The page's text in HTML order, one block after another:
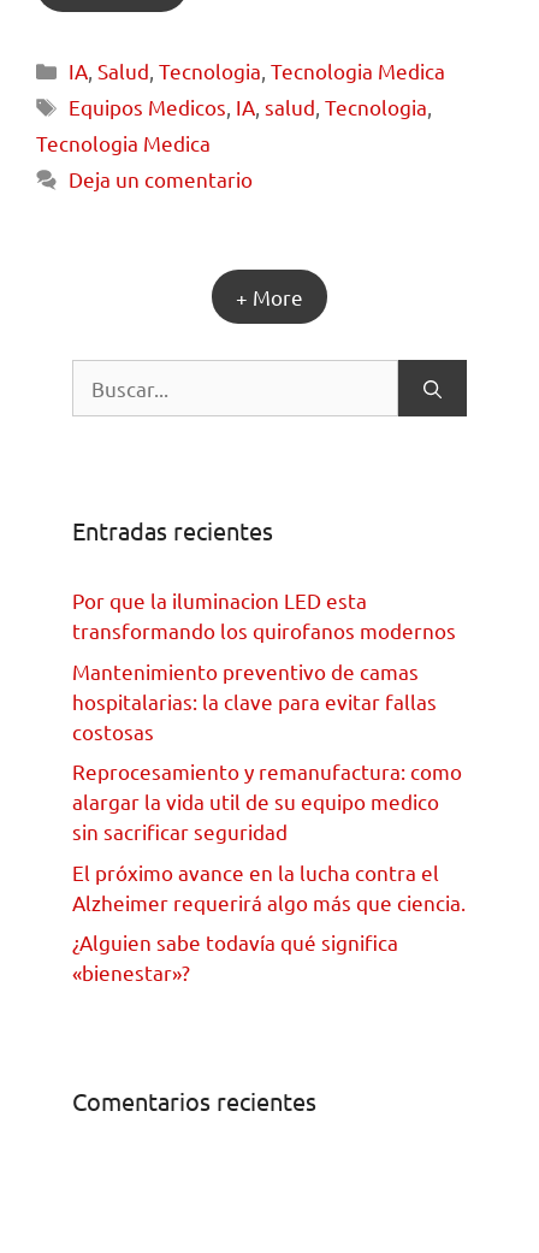
IA ,Salud ,Tecnologia ,Tecnologia Medica
Equipos Medicos IA ,salud ,Tecnologia
Tecnologia Medica
Deja un comentario
+ More
Entradas recientes
Por que la iluminacion LED esta
transformando los quirofanos modernos
Mantenimiento preventivo de camas
hospitalarias: la clave para evitar fallas
costosas
Reprocesamiento y remanufactura: como
alargar la vida util de su equipo medico
sin sacrificar seguridad
El próximo avance en la lucha contra el
Alzheimer requerirá algo más que ciencia.
¿Alguien sabe todavía qué significa
«bienestar»?
Comentarios recientes